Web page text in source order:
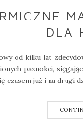
DLA
od kilku lat
paznokci,
już i na drugi